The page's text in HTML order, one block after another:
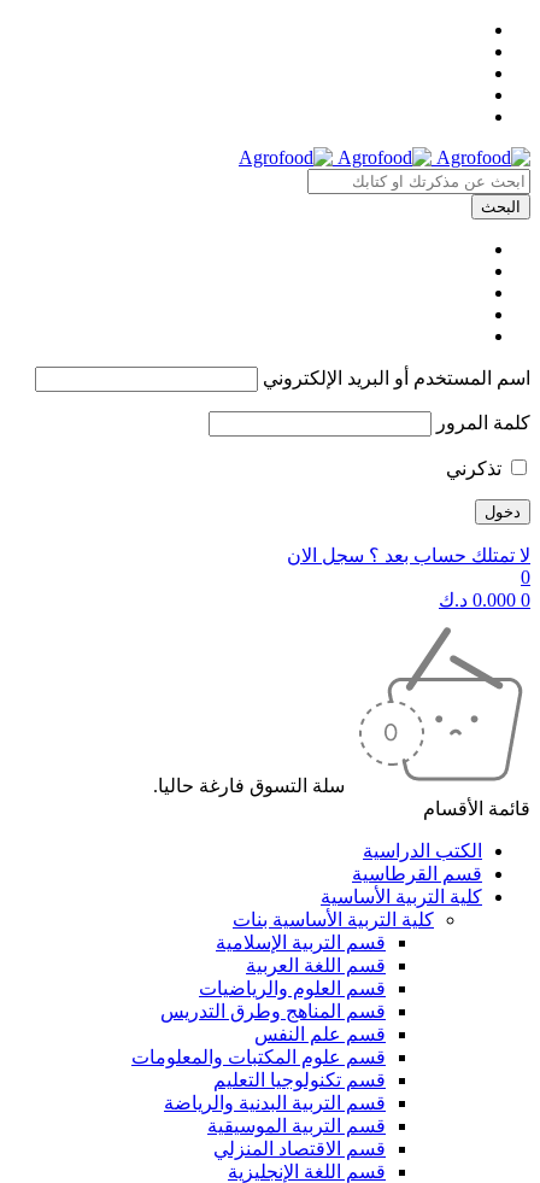
اسم المستخدم أو البريد الإلكتروني
كلمة المرور
تذكرني
لا تمتلك حساب بعد ؟ سجل الان
0
0
0.000 د.ك
سلة التسوق فارغة حاليا.
قائمة الأقسام
الكتب الدراسية
قسم القرطاسية
كلية التربية الأساسية
كلية التربية الأساسية بنات
قسم التربية الإسلامية
قسم اللغة العربية
قسم العلوم والرياضيات
قسم المناهج وطرق التدريس
قسم علم النفس
قسم علوم المكتبات والمعلومات
قسم تكنولوجيا التعليم
قسم التربية البدنية والرياضة
قسم التربية الموسيقية
قسم الاقتصاد المنزلي
قسم اللغة الإنجليزية